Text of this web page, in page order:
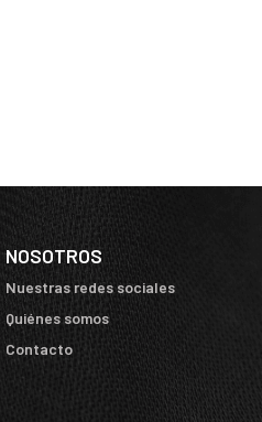
NOSOTROS
Nuestras redes sociales
Quiénes somos
Contacto